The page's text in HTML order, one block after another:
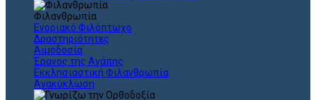
Φιλανθρωπία
Ενοριακό Φιλόπτωχο
Δραστηριότητες
Αιμοδοσία
Έρανος της Αγάπης
Εκκλησιαστική Φιλανθρωπία
Ανακύκλωση